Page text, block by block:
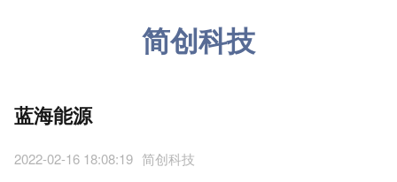
简创科技
蓝海能源
2022-02-16 18:08:19 简创科技